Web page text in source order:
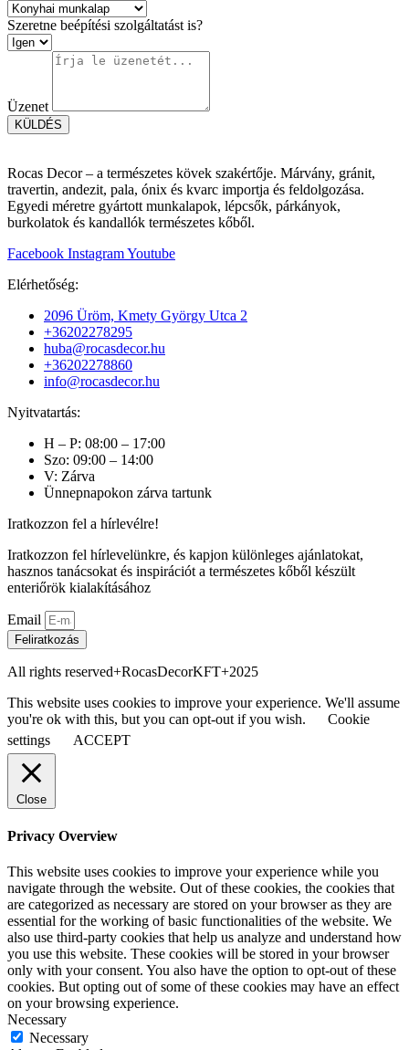
Szeretne beépítési szolgáltatást is?
Üzenet
KÜLDÉS
Rocas Decor – a természetes kövek szakértője. Márvány, gránit,
travertin, andezit, pala, ónix és kvarc importja és feldolgozása.
Egyedi méretre gyártott munkalapok, lépcsők, párkányok,
burkolatok és kandallók természetes kőből.
Facebook InstagramYoutube
Elérhetőség:
2096 Üröm, Kmety György Utca 2
+36202278295
huba@rocasdecor.hu
+36202278860
info@rocasdecor.hu
Nyitvatartás:
H – P: 08:00 – 17:00
Szo: 09:00 – 14:00
V: Zárva
Ünnepnapokon zárva tartunk
Iratkozzon fel a hírlevélre!
Iratkozzon fel hírlevelünkre, és kapjon különleges ajánlatokat,
hasznos tanácsokat és inspirációt a természetes kőből készült
enteriőrök kialakításához
Email
Feliratkozás
All rights reserved+RocasDecorKFT+2025
This website uses cookies to improve your experience. We'll assume
you're ok with this, but you can opt-out if you wish.
Cookie
settings
ACCEPT
Close
Privacy Overview
This website uses cookies to improve your experience while you
navigate through the website. Out of these cookies, the cookies that
are categorized as necessary are stored on your browser as they are
essential for the working of basic functionalities of the website. We
also use third-party cookies that help us analyze and understand how
you use this website. These cookies will be stored in your browser
only with your consent. You also have the option to opt-out of these
cookies. But opting out of some of these cookies may have an effect
on your browsing experience.
Necessary
Necessary